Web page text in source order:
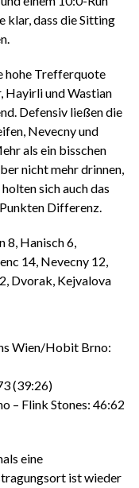
klar, dass die Sitting
hohe Trefferquote
Hayirli und Wastian
Defensiv ließen die
Nevecny und
als ein bisschen
nicht mehr drinnen,
sich auch das
Differenz.
8, Hanisch 6,
14, Nevecny 12,
Dvorak, Kejvalova
Wien/Hobit Brno:
(39:26)
– Flink Stones: 46:62
eine
ist wieder